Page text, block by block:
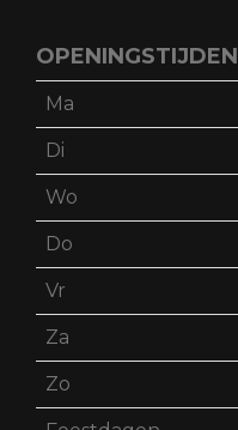
OPENINGSTIJDEN
Ma
Di
Wo
Do
Vr
Za
Zo